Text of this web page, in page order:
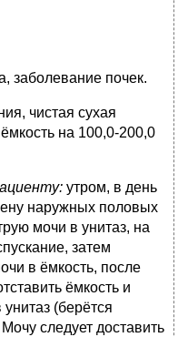
заболевание почек.
чистая сухая
на 100,0-200,0
утром, в день
наружных половых
мочи в унитаз, на
затем
в ёмкость, после
ёмкость и
(берётся
следует доставить